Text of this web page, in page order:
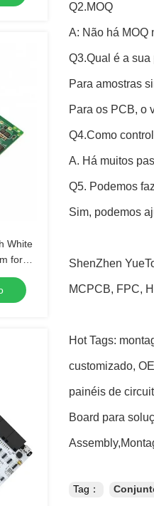
White
for
C -85
Q2.MOQ
A: Não há MOQ
Q3.Qual é a
Para amostras
Para os PCB, o
Q4.Como
A. Há muitos
Q5. Podemos
Sim, podemos
ShenZhen
MCPCB, FPC,
Hot Tags:
customizado,
painéis de
Board para
Tag：